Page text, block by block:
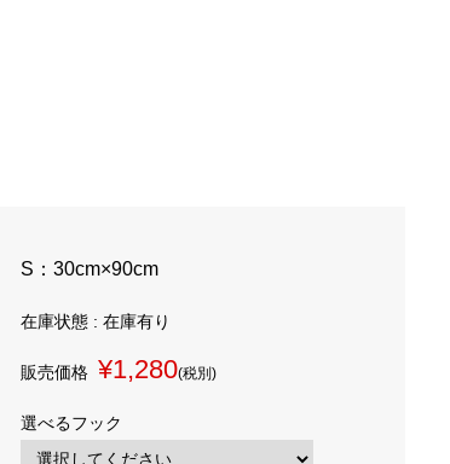
S：30cm×90cm
在庫状態 : 在庫有り
販売価格 ¥1,280(税別)
選べるフック